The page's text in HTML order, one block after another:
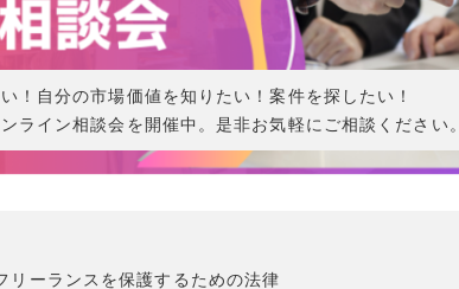
！自分の市場価値を知りたい！案件を探したい！
ライン相談会を開催中。是非お気軽にご相談ください。
リーランスを保護するための法律